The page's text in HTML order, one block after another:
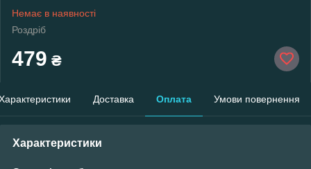
Немає в наявності
Роздріб
479 ₴
Доставка Оплата Умови повернення
Характеристики